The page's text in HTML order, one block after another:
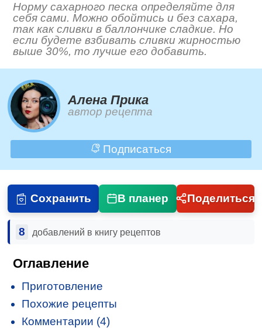
Норму сахарного песка определяйте для
себя сами. Можно обойтись и без сахара,
так как сливки в баллончике сладкие. Но
если будете взбивать сливки жирностью
выше 30%, то лучше его добавить.
Алена Прика
автор рецепта
Подписаться
Сохранить В планер Поделиться
8 добавлений в книгу рецептов
Оглавление
Приготовление
Похожие рецепты
Комментарии (4)